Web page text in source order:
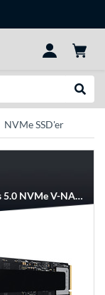
NVMe SSD'er
Samsung MZ-VAP2T0 2 TB M.2 PCI Express 5.0 NVMe V-NAND TLC, Solid state-drev